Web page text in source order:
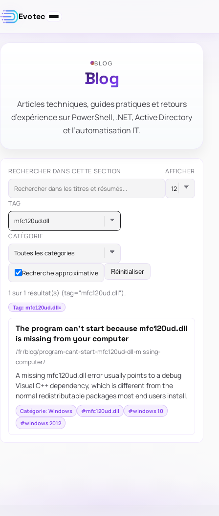
Evotec
BLOG
Blog
Articles techniques, guides pratiques et retours
d’expérience sur PowerShell, .NET, Active Directory
et l’automatisation IT.
RECHERCHER DANS CETTE SECTION AFFICHER
TAG
mfc120ud.dll
CATÉGORIE
Toutes les catégories
Recherche approximative Réinitialiser
1 sur 1 résultat(s) (tag="mfc120ud.dll").
Tag: mfc120ud.dll
The program can’t start because mfc120ud.dll
is missing from your computer
/fr/blog/program-cant-start-mfc120ud-dll-missing-
computer/
A missing mfc120ud.dll error usually points to a debug
Visual C++ dependency, which is different from the
normal redistributable packages most end users install.
Catégorie: Windows #mfc120ud.dll
#windows 10
#windows 2012